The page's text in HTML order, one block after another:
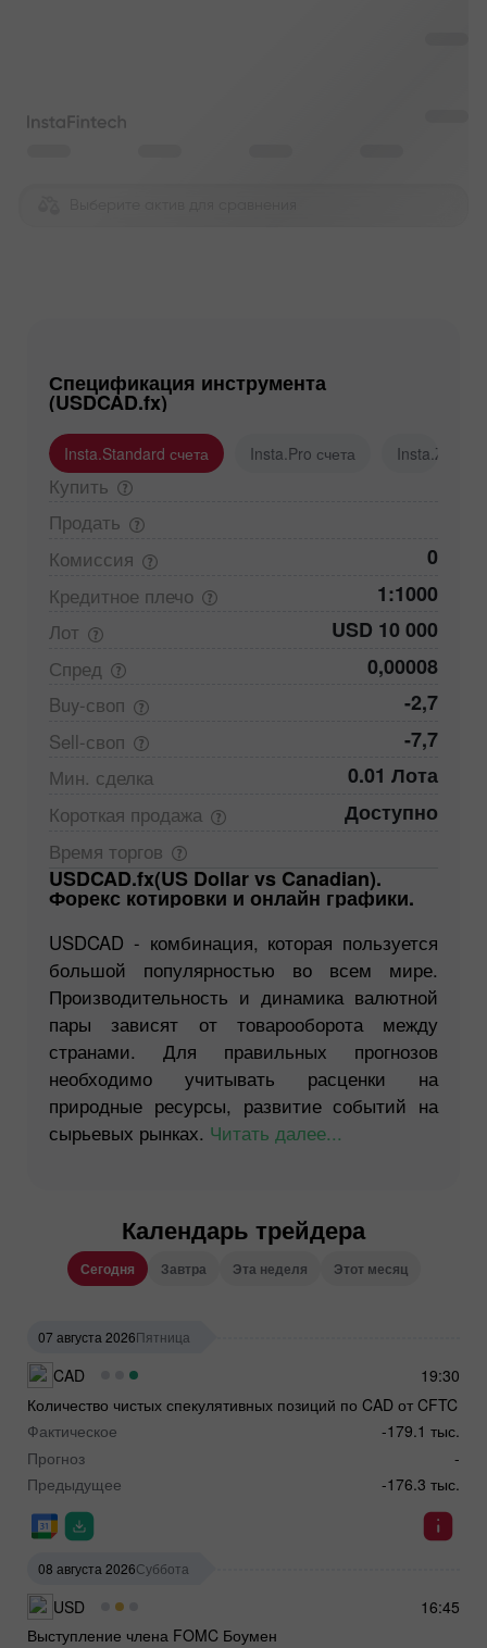
Спецификация инструмента
(USDCAD.fx)
Insta.Standard счета Insta.Pro счета Insta.Zero
Купить
Продать
Комиссия
0
Кредитное плечо 1:1000
Лот USD 10 000
Спред 0,00008
Buy-своп -2,7
Sell-своп -7,7
Мин. сделка 0.01 Лота
Короткая продажа Доступно
Время торгов
USDCAD.fx(US Dollar vs Canadian).
Форекс котировки и онлайн графики.
USDCAD - комбинация, которая пользуется
большой популярностью во всем мире.
Производительность и динамика валютной
пары зависят от товарооборота между
странами. Для правильных прогнозов
необходимо учитывать расценки на
природные ресурсы, развитие событий на
сырьевых рынках. Читать далее...
Календарь трейдера
Сегодня Завтра Эта неделя Этот месяц
07 августа 2026Пятница
19:30
CAD
Количество чистых спекулятивных позиций по CAD от CFTC
Фактическое
-179.1 тыс.
Прогноз
-
Предыдущее
-176.3 тыс.
08 августа 2026Суббота
16:45
USD
Выступление члена FOMC Боумен